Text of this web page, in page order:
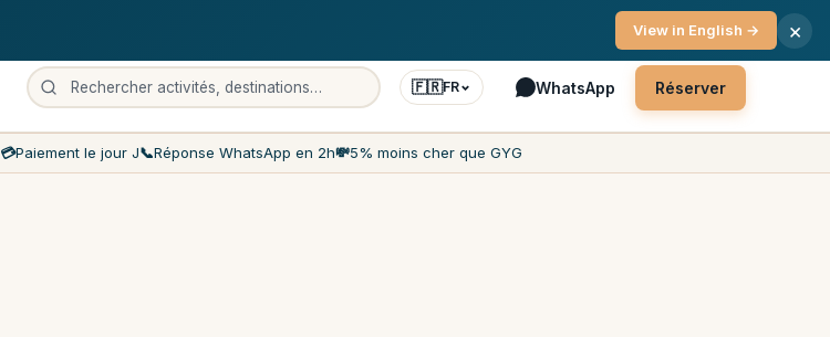
🇫🇷FR WhatsApp Réserver
💳Paiement le jour J📞Réponse WhatsApp en 2h💸5% moins cher que GYG
View in English → ×